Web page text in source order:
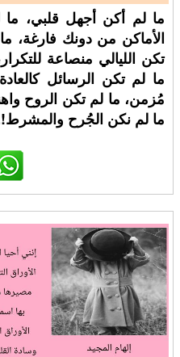
ما لم أكن أجهل قلبي،
الأماكن من دونك فارغة،
تكن الليالي منصاعة
ما لم تكن الرسائل
مُزمن، ما لم تكن الروح
ما لم نكن الجُرح والمشرط!.